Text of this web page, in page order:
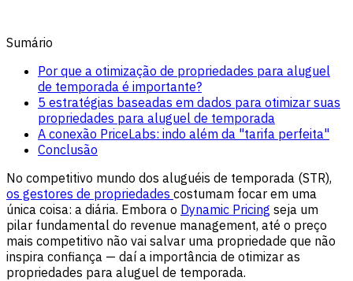
Sumário
Por que a otimização de propriedades para aluguel
de temporada é importante?
5 estratégias baseadas em dados para otimizar suas
propriedades para aluguel de temporada
A conexão PriceLabs: indo além da "tarifa perfeita"
Conclusão
No competitivo mundo dos aluguéis de temporada (STR),
os gestores de propriedades costumam focar em uma
única coisa: a diária. Embora o Dynamic Pricing seja um
pilar fundamental do revenue management, até o preço
mais competitivo não vai salvar uma propriedade que não
inspira confiança — daí a importância de otimizar as
propriedades para aluguel de temporada.